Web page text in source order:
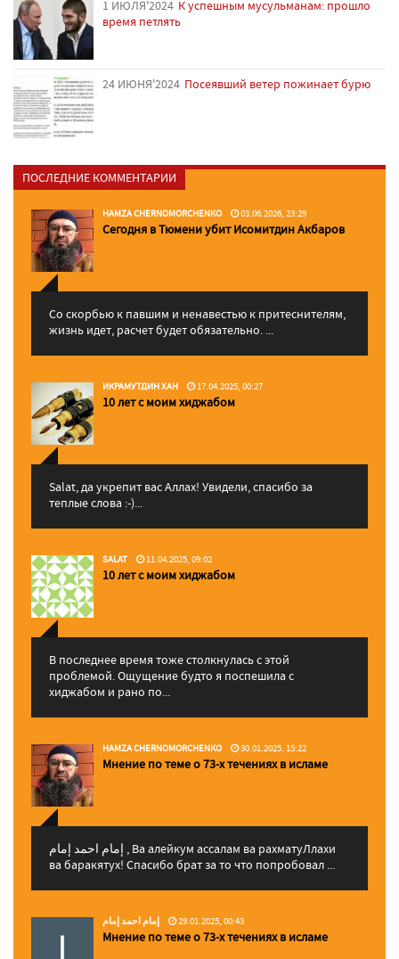
1 ИЮЛЯ'2024 К успешным мусульманам: прошло
время петлять
24 ИЮНЯ'2024 Посеявший ветер пожинает бурю
ПОСЛЕДНИЕ КОММЕНТАРИИ
HAMZA CHERNOMORCHENKO 03.06.2026, 23:29
Сегодня в Тюмени убит Исомитдин Акбаров
Со скорбью к павшим и ненавестью к притеснителям,
жизнь идет, расчет будет обязательно. ...
ИКРАМУТДИН ХАН 17.04.2025, 00:27
10 лет с моим хиджабом
Salat, да укрепит вас Аллаx! Увидели, спасибо за
теплые слова :-)...
SALAT 11.04.2025, 09:02
10 лет с моим хиджабом
В последнее время тоже столкнулась с этой
проблемой. Ощущение будто я поспешила с
хиджабом и рано по...
HAMZA CHERNOMORCHENKO 30.01.2025, 15:22
Мнение по теме о 73-х течениях в исламе
إمام احمد إمام , Ва алейкум ассалам ва рахматуЛлахи
ва баракятух! Спасибо брат за то что попробовал ...
إمام احمد إمام 29.01.2025, 00:43
Мнение по теме о 73-х течениях в исламе